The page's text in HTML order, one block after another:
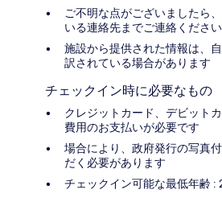
ご不明な点がございましたら
いる連絡先までご連絡ください
施設から提供された情報は、
訳されている場合があります
チェックイン時に必要なもの
クレジットカード、デビット
費用のお支払いが必要です
場合により、政府発行の写真
だく必要があります
チェックイン可能な最低年齢 :